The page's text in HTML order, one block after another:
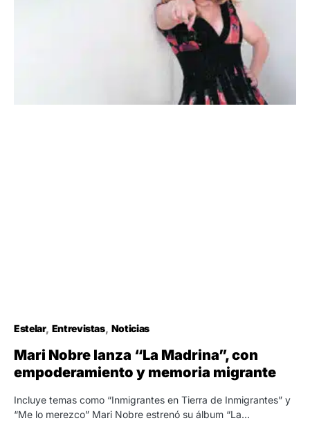
Estelar Entrevistas Noticias
Mari Nobre lanza “La Madrina”, con
empoderamiento y memoria migrante
Incluye temas como “Inmigrantes en Tierra de Inmigrantes” y
“Me lo merezco” Mari Nobre estrenó su álbum “La…